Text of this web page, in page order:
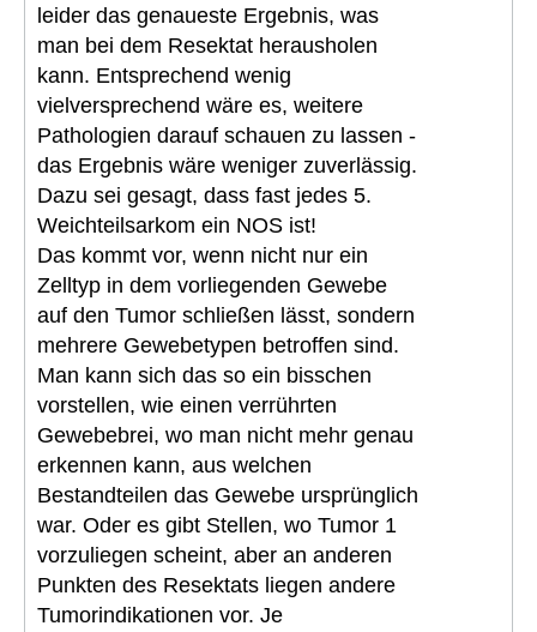
leider das genaueste Ergebnis, was
man bei dem Resektat herausholen
kann. Entsprechend wenig
vielversprechend wäre es, weitere
Pathologien darauf schauen zu lassen -
das Ergebnis wäre weniger zuverlässig.
Dazu sei gesagt, dass fast jedes 5.
Weichteilsarkom ein NOS ist!
Das kommt vor, wenn nicht nur ein
Zelltyp in dem vorliegenden Gewebe
auf den Tumor schließen lässt, sondern
mehrere Gewebetypen betroffen sind.
Man kann sich das so ein bisschen
vorstellen, wie einen verrührten
Gewebebrei, wo man nicht mehr genau
erkennen kann, aus welchen
Bestandteilen das Gewebe ursprünglich
war. Oder es gibt Stellen, wo Tumor 1
vorzuliegen scheint, aber an anderen
Punkten des Resektats liegen andere
Tumorindikationen vor. Je